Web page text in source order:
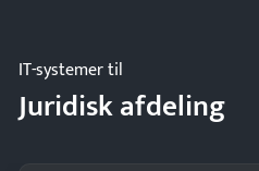
IT-systemer til
Juridisk afdeling